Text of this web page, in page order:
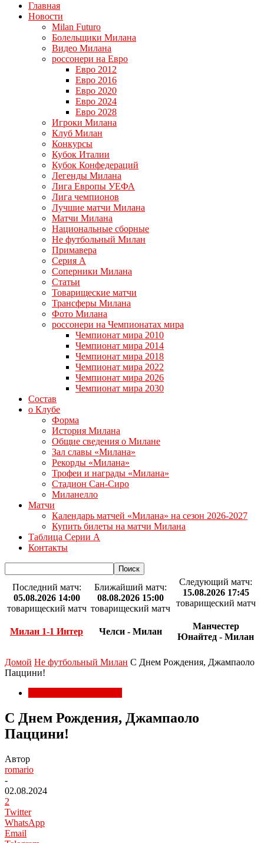
Главная
Новости
Milan Futuro
Болельщики Милана
Видео Милана
россонери на Евро
Евро 2012
Евро 2016
Евро 2020
Евро 2024
Евро 2028
Игроки Милана
Клуб Милан
Конкурсы
Кубок Италии
Кубок Конфедераций
Легенды Милана
Лига Европы УЕФА
Лига чемпионов
Лучшие матчи Милана
Матчи Милана
Национальные сборные
Не футбольный Милан
Примавера
Серия А
Соперники Милана
Статьи
Товарищеские матчи
Трансферы Милана
Фото Милана
россонери на Чемпионатах мира
Чемпионат мира 2010
Чемпионат мира 2014
Чемпионат мира 2018
Чемпионат мира 2022
Чемпионат мира 2026
Чемпионат мира 2030
Состав
о Клубе
Форма
История Милана
Общие сведения о Милане
Зал славы «Милана»
Рекорды «Милана»
Трофеи и награды «Милана»
Стадион Сан-Сиро
Миланелло
Матчи
Календарь матчей «Милана» на сезон 2026-2027
Купить билеты на матчи Милана
Таблица Серии А
Контакты
Последний матч:
05.08.2026 14:00
товарищеский матч
Милан 1-1 Интер
Ближайший матч:
08.08.2026 15:00
товарищеский матч
Челси - Милан
Следующий матч:
15.08.2026 17:45
товарищеский матч
Манчестер
Юнайтед - Милан
Домой Не футбольный Милан С Днем Рождения, Джампаоло
Паццини!
С Днем Рождения, Джампаоло
Паццини!
Автор
romario
-
02.08.2024
2
Twitter
WhatsApp
Email